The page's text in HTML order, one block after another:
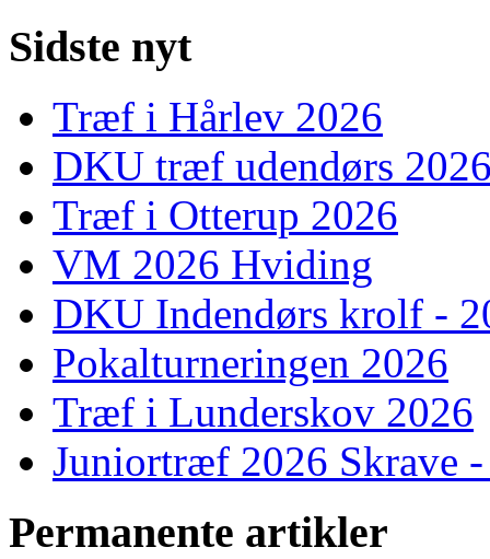
Sidste nyt
Træf i Hårlev 2026
DKU træf udendørs
Træf i Otterup 2026
VM 2026 Hviding
DKU Indendørs krolf -
Pokalturneringen 2026
Træf i Lunderskov 2026
Juniortræf 2026 Skrave
Permanente artikler